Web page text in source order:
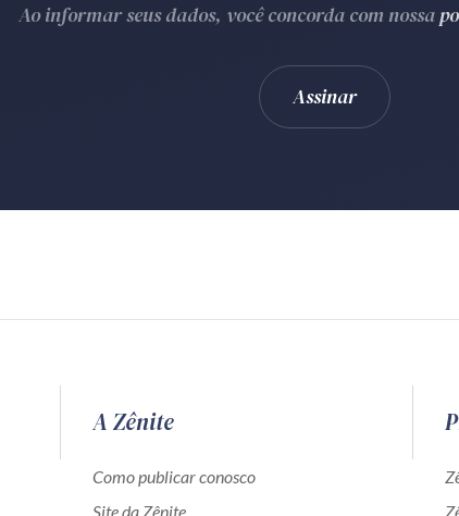
Ao informar seus dados, você concorda com nossa
A Zênite
Como publicar conosco
Site da Zênite